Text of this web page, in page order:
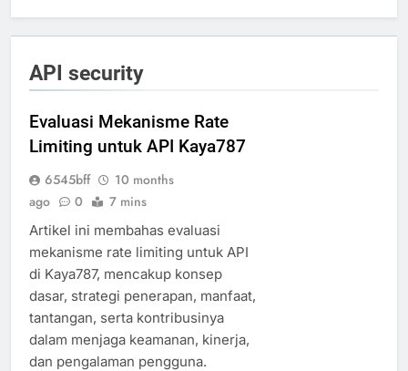
API security
Evaluasi Mekanisme Rate
Limiting untuk API Kaya787
6545bff
10 months
ago
0 7 mins
Artikel ini membahas evaluasi
mekanisme rate limiting untuk API
di Kaya787, mencakup konsep
dasar, strategi penerapan, manfaat,
tantangan, serta kontribusinya
dalam menjaga keamanan, kinerja,
dan pengalaman pengguna.